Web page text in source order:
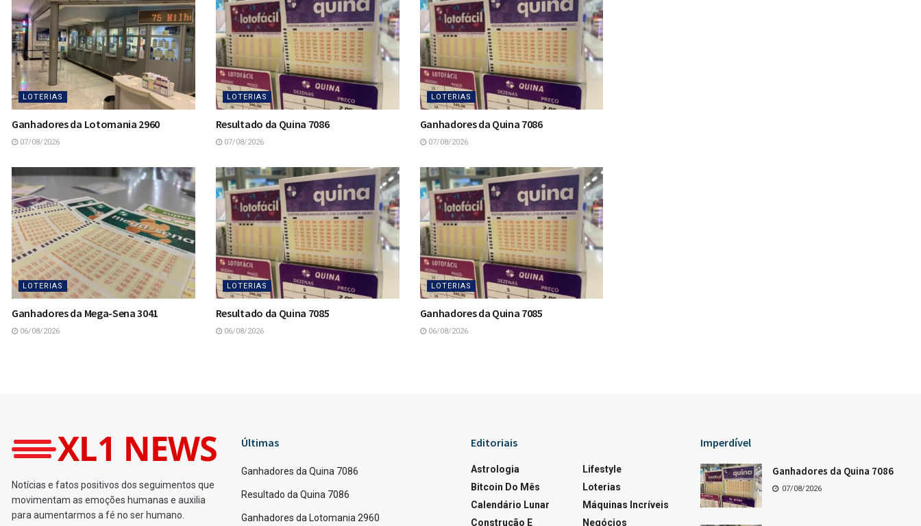
LOTERIAS
Ganhadores da Lotomania 2960
07/08/2026
LOTERIAS
Resultado da Quina 7086
07/08/2026
LOTERIAS
Ganhadores da Quina 7086
07/08/2026
LOTERIAS
Ganhadores da Mega-Sena 3041
06/08/2026
LOTERIAS
Resultado da Quina 7085
06/08/2026
LOTERIAS
Ganhadores da Quina 7085
06/08/2026
Home Loterias
Ganhadores da Quina 7033